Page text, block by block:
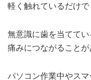
軽く触れているだけ
無意識に歯を当てて
痛みにつながることが
パソコン作業中やス